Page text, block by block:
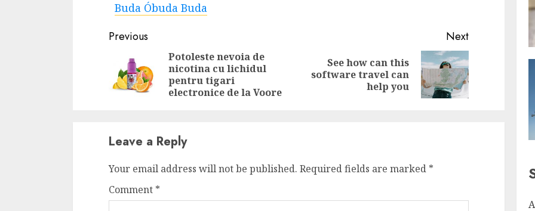
Buda Óbuda Buda
Continue
Reading
Previous
Previous
Potoleste nevoia de
nicotina cu lichidul
pentru tigari
electronice de la Voore
Next
Next
See how can this
software travel can
help you
Leave a Reply
Your email address will not be published. Required fields are marked *
Comment *